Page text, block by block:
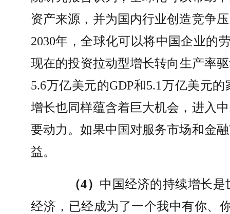
资产来源，并为国内行业创造竞争
2030年，全球化可以将中国企业的
现在的投资拉动型增长转向生产率
5.6万亿美元的GDP和5.1万亿美元的
增长也同样蕴含着巨大机会，进入
要动力。如果中国对服务市场和金
益。
（4） 中国经济的持续增长
经济，已经成为了一个我中有你、